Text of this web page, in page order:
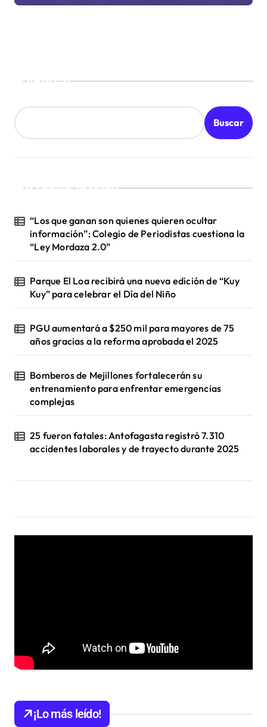
Buscar
Buscar
¡Ultimas Noticias!
“Los que ganan son quienes quieren ocultar
información”: Colegio de Periodistas cuestiona la
“Ley Mordaza 2.0”
Parque El Loa recibirá una nueva edición de “Kuy
Kuy” para celebrar el Día del Niño
PGU aumentará a $250 mil para mayores de 75
años gracias a la reforma aprobada el 2025
Bomberos de Mejillones fortalecerán su
entrenamiento para enfrentar emergencias
complejas
25 fueron fatales: Antofagasta registró 7.310
accidentes laborales y de trayecto durante 2025
¡Lo más leído!